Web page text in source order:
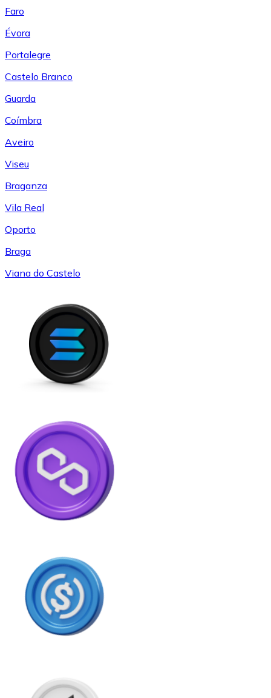
Faro
Évora
Portalegre
Castelo Branco
Guarda
Coímbra
Aveiro
Viseu
Braganza
Vila Real
Oporto
Braga
Viana do Castelo